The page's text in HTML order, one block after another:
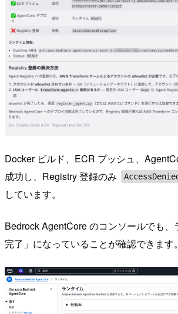
Docker ビルド、ECR プッシュ、
成功し、Registry 登録のみ
しています。
Bedrock AgentCore のコンソールでも
完了」になっていることが確認できます。